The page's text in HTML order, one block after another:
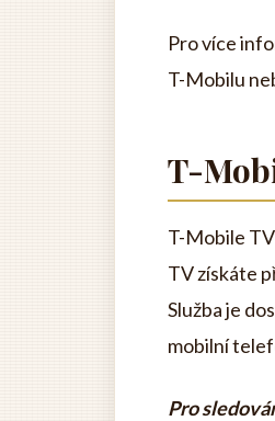
Pro více
T-Mobilu
T-
T-Mobile
TV získáte
Služba je
mobilní
Pro